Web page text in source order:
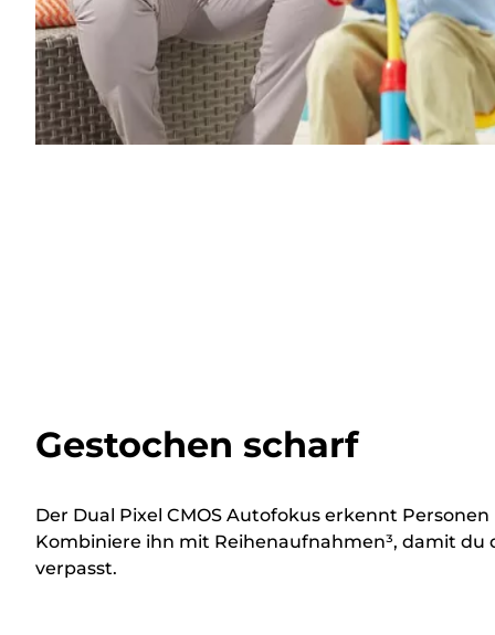
Gestochen scharf
Der Dual Pixel CMOS Autofokus erkennt
Kombiniere ihn mit Reihenaufnahmen³, damit
verpasst.